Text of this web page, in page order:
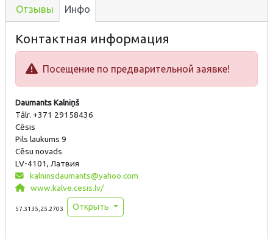
Отзывы Инфо
Контактная информация
Посещение по предварительной заявке!
Daumants Kalniņš
Tālr. +371 29158436
Cēsis
Pils laukums 9
Cēsu novads
LV-4101, Латвия
kalninsdaumants@yahoo.com
www.kalve.cesis.lv/
57.3135,25.2703 Открыть